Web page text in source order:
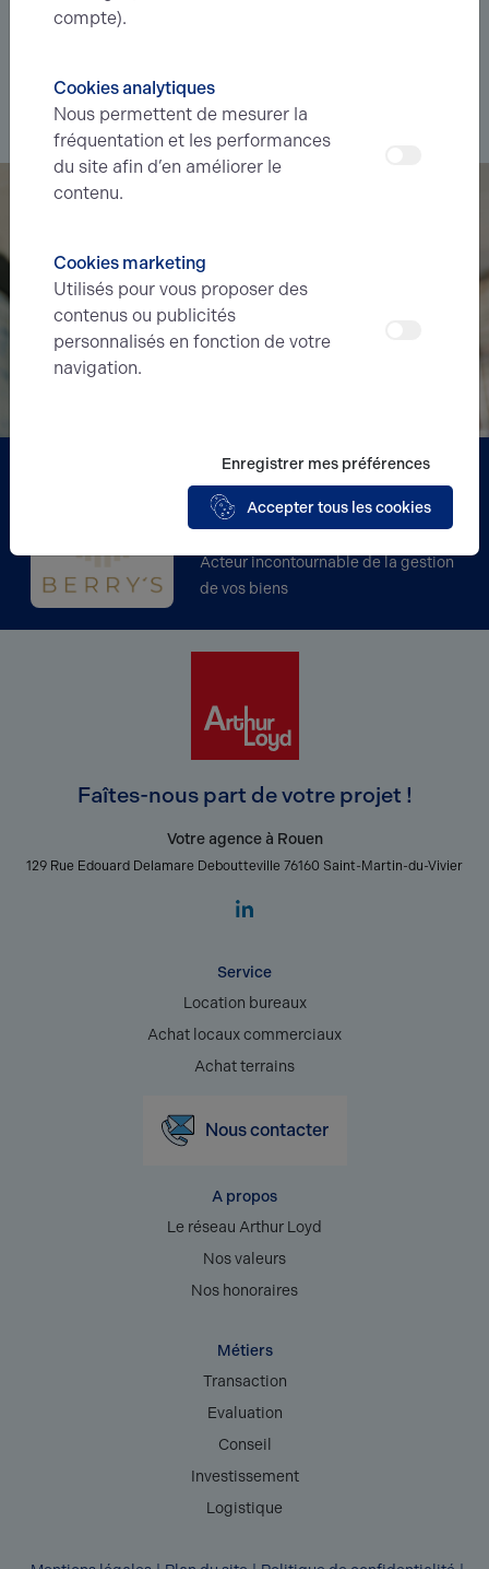
Déléguez votre projet
Je souhaite déléguer ma recherche
Partenaire
BERRY'S
Acteur incontournable de la gestion
de vos biens
Faîtes-nous part de votre projet !
Votre agence à Rouen
129 Rue Edouard Delamare Deboutteville 76160 Saint-Martin-du-Vivier
Service
Location bureaux
Achat locaux commerciaux
Achat terrains
Nous contacter
A propos
Le réseau Arthur Loyd
Nos valeurs
Nos honoraires
Métiers
Transaction
Evaluation
Conseil
Investissement
Logistique
compte).
Cookies analytiques
Nous permettent de mesurer la
fréquentation et les performances
du site afin d’en améliorer le
contenu.
Cookies marketing
Utilisés pour vous proposer des
contenus ou publicités
personnalisés en fonction de votre
navigation.
Enregistrer mes préférences
Accepter tous les cookies